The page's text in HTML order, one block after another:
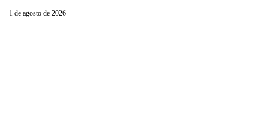
1 de agosto de 2026